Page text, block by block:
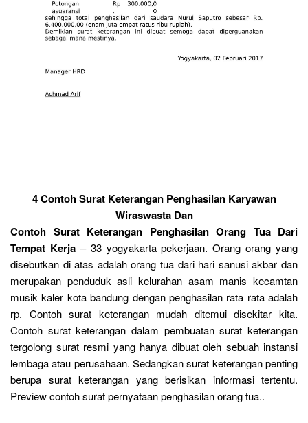
4 Contoh Surat Keterangan Penghasilan Karyawan
Wiraswasta Dan
Contoh Surat Keterangan Penghasilan Orang Tua Dari
Tempat Kerja– 33 yogyakarta pekerjaan. Orang orang yang
disebutkan di atas adalah orang tua dari hari sanusi akbar dan
merupakan penduduk asli kelurahan asam manis kecamtan
musik kaler kota bandung dengan penghasilan rata rata adalah
rp. Contoh surat keterangan mudah ditemui disekitar kita.
Contoh surat keterangan dalam pembuatan surat keterangan
tergolong surat resmi yang hanya dibuat oleh sebuah instansi
lembaga atau perusahaan. Sedangkan surat keterangan penting
berupa surat keterangan yang berisikan informasi tertentu.
Preview contoh surat pernyataan penghasilan orang tua..